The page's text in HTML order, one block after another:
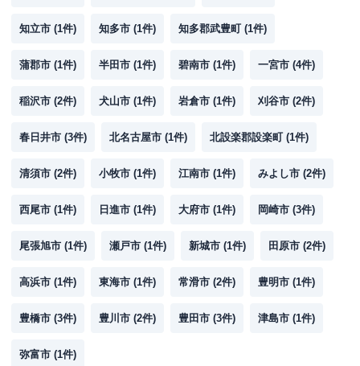
知立市 (1件) 知多市 (1件) 知多郡武豊町 (1件)
蒲郡市 (1件) 半田市 (1件) 碧南市 (1件) 一宮市 (4件)
稲沢市 (2件) 犬山市 (1件) 岩倉市 (1件) 刈谷市 (2件)
春日井市 (3件) 北名古屋市 (1件) 北設楽郡設楽町 (1件)
清須市 (2件) 小牧市 (1件) 江南市 (1件) みよし市 (2件)
西尾市 (1件) 日進市 (1件) 大府市 (1件) 岡崎市 (3件)
尾張旭市 (1件) 瀬戸市 (1件) 新城市 (1件) 田原市 (2件)
高浜市 (1件) 東海市 (1件) 常滑市 (2件) 豊明市 (1件)
豊橋市 (3件) 豊川市 (2件) 豊田市 (3件) 津島市 (1件)
弥富市 (1件)